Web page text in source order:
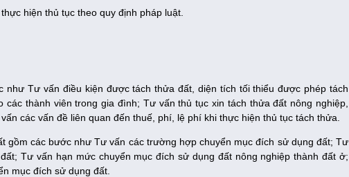
hiện thủ tục theo quy định pháp luật.
Tư vấn điều kiện được tách thửa đất, diện tích tối thiểu được phép tách
thành viên trong gia đình; Tư vấn thủ tục xin tách thửa đất nông nghiệp,
các vấn đề liên quan đến thuế, phí, lệ phí khi thực hiện thủ tục tách thửa.
gồm các bước như Tư vấn các trường hợp chuyển mục đích sử dụng đất; Tư
Tư vấn hạn mức chuyển mục đích sử dụng đất nông nghiệp thành đất ở;
mục đích sử dụng đất.